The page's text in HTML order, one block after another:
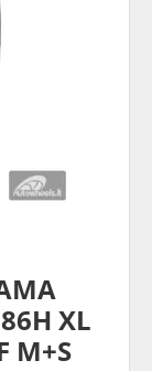
XL
M+S